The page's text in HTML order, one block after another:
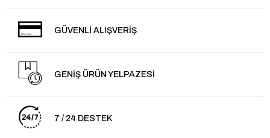
GÜVENLİ ALIŞVERİŞ
GENİŞ ÜRÜN YELPAZESİ
7 / 24 DESTEK